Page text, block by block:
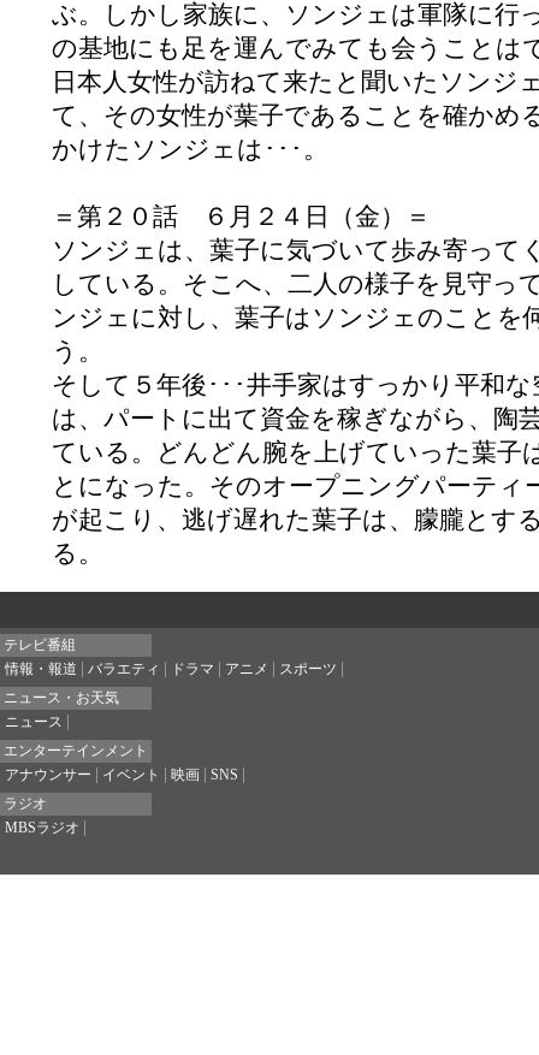
ぶ。しかし家族に、ソンジェは軍隊に行
の基地にも足を運んでみても会うことは
日本人女性が訪ねて来たと聞いたソンジ
て、その女性が葉子であることを確かめ
かけたソンジェは･･･。
＝第２０話 ６月２４日（金）＝
ソンジェは、葉子に気づいて歩み寄って
している。そこへ、二人の様子を見守っ
ンジェに対し、葉子はソンジェのことを
う。
そして５年後･･･井手家はすっかり平和
は、パートに出て資金を稼ぎながら、陶
ている。どんどん腕を上げていった葉子
とになった。そのオープニングパーティ
が起こり、逃げ遅れた葉子は、朦朧とす
る。
テレビ番組
情報・報道
バラエティ ドラマ アニメ
スポーツ
ニュース・お天気
ニュース
エンターテインメント
アナウンサー
イベント 映画
SNS
ラジオ
MBSラジオ